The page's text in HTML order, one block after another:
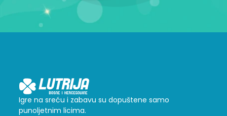
Igre na sreću i zabavu su dopuštene samo
punoljetnim licima.